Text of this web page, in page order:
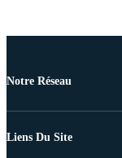
Notre Réseau
Liens Du Site